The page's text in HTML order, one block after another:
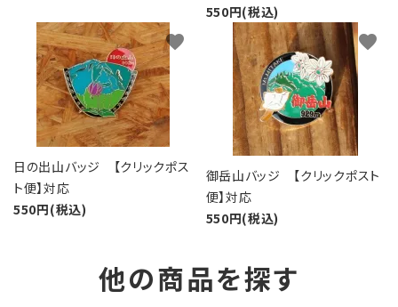
550円(税込)
日の出山バッジ 【クリックポス
ト便】対応
550円(税込)
favorite
御岳山バッジ 【クリックポスト
便】対応
550円(税込)
favorite
他の商品を探す